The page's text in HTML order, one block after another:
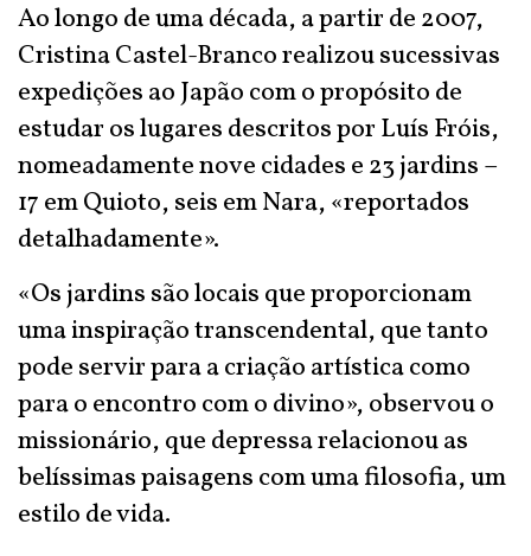
Ao longo de uma década, a partir de 2007,
Cristina Castel-Branco realizou sucessivas
expedições ao Japão com o propósito de
estudar os lugares descritos por Luís Fróis,
nomeadamente nove cidades e 23 jardins –
17 em Quioto, seis em Nara, «reportados
detalhadamente».
«Os jardins são locais que proporcionam
uma inspiração transcendental, que tanto
pode servir para a criação artística como
para o encontro com o divino», observou o
missionário, que depressa relacionou as
belíssimas paisagens com uma filosofia, um
estilo de vida.